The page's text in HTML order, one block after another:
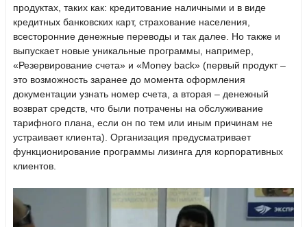
продуктах, таких как: кредитование наличными и в виде
кредитных банковских карт, страхование населения,
всесторонние денежные переводы и так далее. Но также и
выпускает новые уникальные программы, например,
«Резервирование счета» и «Money back» (первый продукт –
это возможность заранее до момента оформления
документации узнать номер счета, а вторая – денежный
возврат средств, что были потрачены на обслуживание
тарифного плана, если он по тем или иным причинам не
устраивает клиента). Организация предусматривает
функционирование программы лизинга для корпоративных
клиентов.